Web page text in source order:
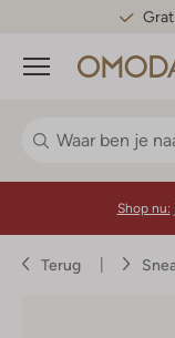
Menu
Shop nu:
Terug